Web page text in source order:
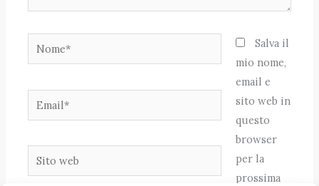
Nome*
Email*
Sito
web
Salva il
mio nome,
email e
sito web in
questo
browser
per la
prossima